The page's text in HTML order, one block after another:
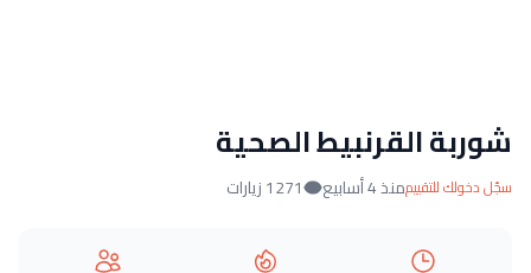
شوربة القرنبيط الصحية
سجّل دخولك للتقييممنذ 4 أسابيع 1271 زيارات